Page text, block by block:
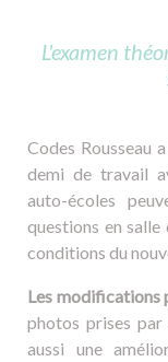
L'examen
Codes Rousseau
demi de travail
auto-écoles
questions en salle
conditions du
Les modifications
photos prises
aussi une